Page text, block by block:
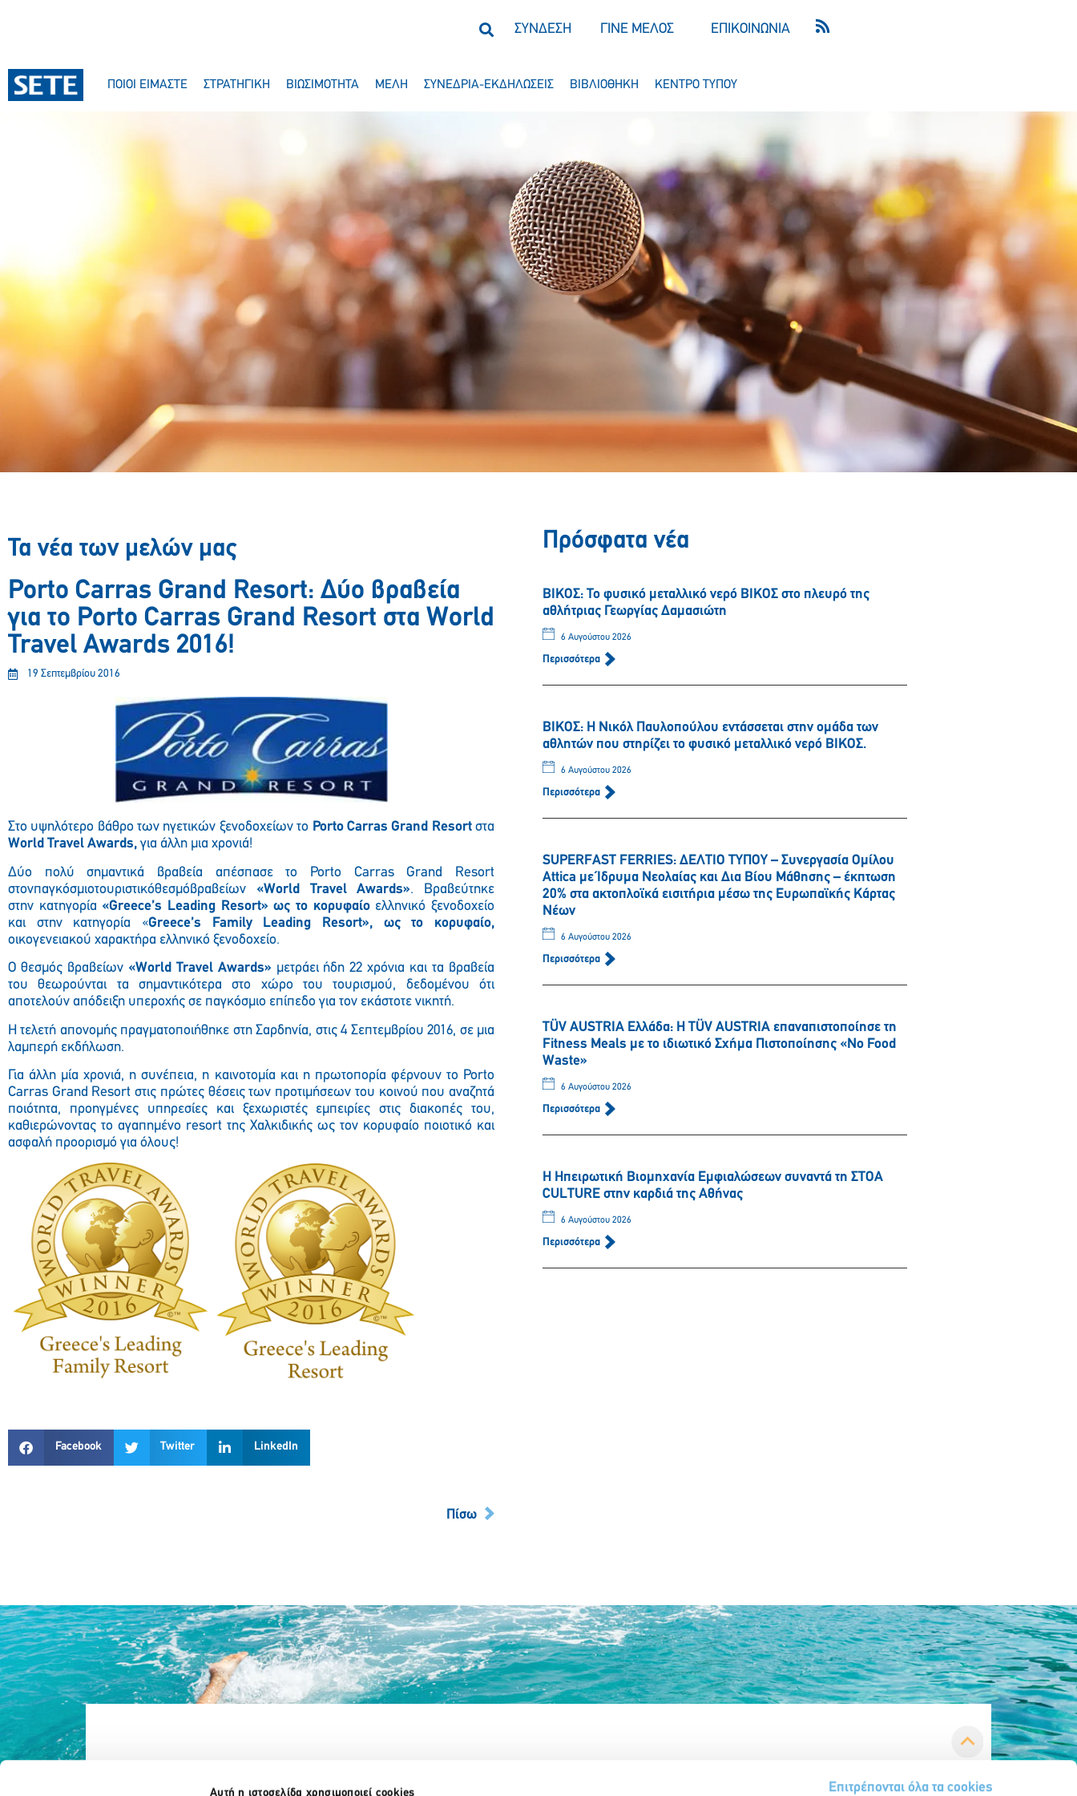
Αυτή η ιστοσελίδα χρησιμοποιεί cookies Επιτρέπονται όλα τα cookies
ΣΥΝΔΕΣΗ ΓΙΝΕ ΜΕΛΟΣ ΕΠΙΚΟΙΝΩΝΙΑ
ΠΟΙΟΙ ΕΙΜΑΣΤΕ ΣΤΡΑΤΗΓΙΚΗ ΒΙΩΣΙΜΟΤΗΤΑ ΜΕΛΗ ΣΥΝΕΔΡΙΑ-ΕΚΔΗΛΩΣΕΙΣ ΒΙΒΛΙΟΘΗΚΗ ΚΕΝΤΡΟ ΤΥΠΟΥ
Τα νέα των μελών μας
Porto Carras Grand Resort: Δύο βραβεία
για το Porto Carras Grand Resort στα World
Travel Awards 2016!
19 Σεπτεμβρίου 2016
Στο υψηλότερο βάθρο των ηγετικών ξενοδοχείων το Porto Carras Grand Resortστα
World Travel Awards, για άλλη μια χρονιά!
Δύο πολύ σημαντικά βραβεία απέσπασε το Porto Carras Grand Resort
στονπαγκόσμιοτουριστικόθεσμόβραβείων «World Travel Awards». Βραβεύτηκε
στην κατηγορία «Greece’s Leading Resort»ωςτο κορυφαίο ελληνικό ξενοδοχείο
και στην κατηγορία «Greece’s Family Leading Resort», ως το κορυφαίο,
οικογενειακού χαρακτήρα ελληνικό ξενοδοχείο.
Ο θεσμός βραβείων «World Travel Awards» μετράει ήδη 22 χρόνια και τα βραβεία
του θεωρούνται τα σημαντικότερα στο χώρο του τουρισμού, δεδομένου ότι
αποτελούν απόδειξη υπεροχής σε παγκόσμιο επίπεδο για τον εκάστοτε νικητή.
Η τελετή απονομής πραγματοποιήθηκε στη Σαρδηνία, στις 4 Σεπτεμβρίου 2016, σε μια
λαμπερή εκδήλωση.
Για άλλη μία χρονιά, η συνέπεια, η καινοτομία και η πρωτοπορία φέρνουν το Porto
Carras Grand Resort στις πρώτες θέσεις των προτιμήσεων του κοινού που αναζητά
ποιότητα, προηγμένες υπηρεσίες και ξεχωριστές εμπειρίες στις διακοπές του,
καθιερώνοντας το αγαπημένο resort της Χαλκιδικής ως τον κορυφαίο ποιοτικό και
ασφαλή προορισμό για όλους!
Facebook Twitter LinkedIn
Πίσω
Πρόσφατα νέα
ΒΙΚΟΣ: Το φυσικό μεταλλικό νερό ΒΙΚΟΣ στο πλευρό της
αθλήτριας Γεωργίας Δαμασιώτη
6 Αυγούστου 2026
Περισσότερα
ΒΙΚΟΣ: Η Νικόλ Παυλοπούλου εντάσσεται στην ομάδα των
αθλητών που στηρίζει το φυσικό μεταλλικό νερό ΒΙΚΟΣ.
6 Αυγούστου 2026
Περισσότερα
SUPERFAST FERRIES: ΔΕΛΤΙΟ ΤΥΠΟΥ – Συνεργασία Ομίλου
Attica με Ίδρυμα Νεολαίας και Δια Βίου Μάθησης – έκπτωση
20% στα ακτοπλοϊκά εισιτήρια μέσω της Ευρωπαϊκής Κάρτας
Νέων
6 Αυγούστου 2026
Περισσότερα
TÜV AUSTRIA Ελλάδα: Η TÜV AUSTRIA επαναπιστοποίησε τη
Fitness Meals με το ιδιωτικό Σχήμα Πιστοποίησης «No Food
Waste»
6 Αυγούστου 2026
Περισσότερα
Η Ηπειρωτική Βιομηχανία Εμφιαλώσεων συναντά τη ΣΤΟΑ
CULTURE στην καρδιά της Αθήνας
6 Αυγούστου 2026
Περισσότερα
Παρακαλώ περιμένετε…